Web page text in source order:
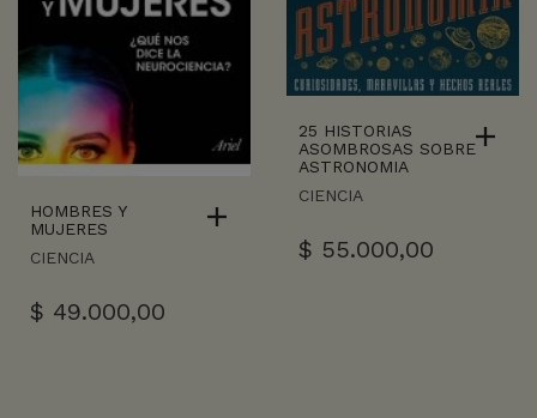
HOMBRES Y
MUJERES
CIENCIA
$ 49.000,00
25 HISTORIAS
ASOMBROSAS SOBRE
ASTRONOMIA
CIENCIA
$ 55.000,00